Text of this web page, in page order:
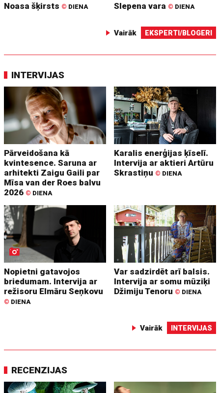
Noasa šķirsts © DIENA Slepena vara © DIENA
Vairāk EKSPERTI/BLOGERI
INTERVIJAS
Pārveidošana kā
kvintesence. Saruna ar
arhitekti Zaigu Gaili par
Mīsa van der Roes balvu
2026 © DIENA
Karalis enerģijas ķīselī.
Intervija ar aktieri Artūru
Skrastiņu © DIENA
Nopietni gatavojos
briedumam. Intervija ar
režisoru Elmāru Seņkovu
© DIENA
Var sadzirdēt arī balsis.
Intervija ar somu mūziķi
Džimiju Tenoru © DIENA
Vairāk INTERVIJAS
RECENZIJAS